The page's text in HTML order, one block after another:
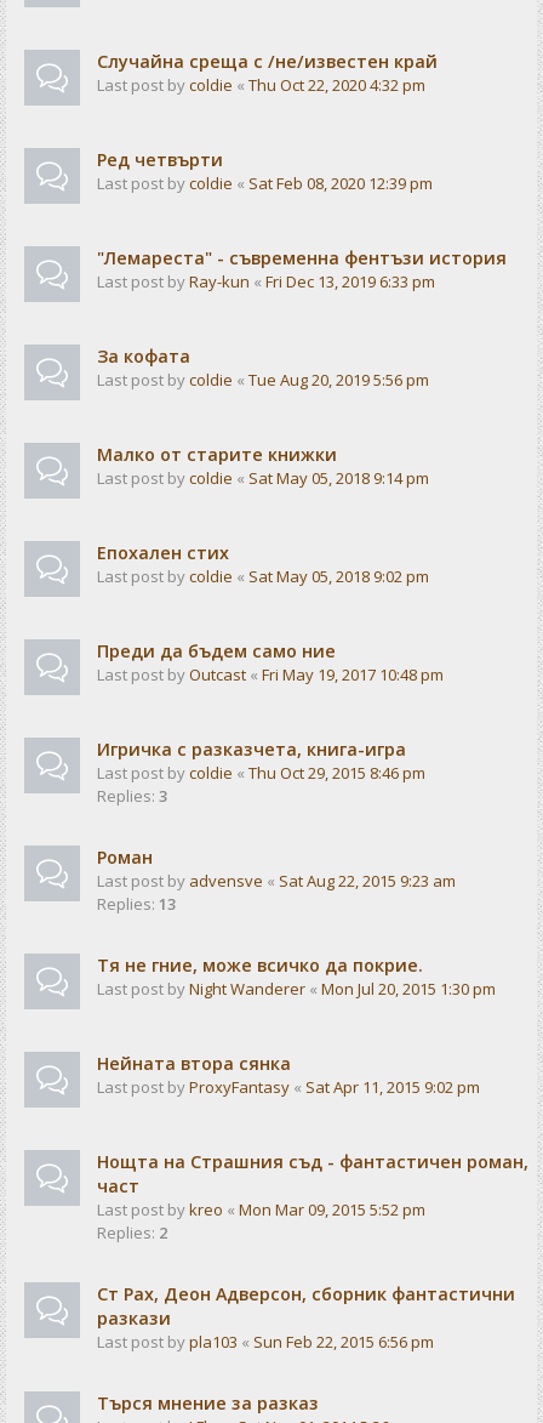
Случайна среща с /не/известен край
Last post bycoldie « Thu Oct 22, 2020 4:32 pm
Ред четвърти
Last post bycoldie « Sat Feb 08, 2020 12:39 pm
"Лемареста" - съвременна фентъзи история
Last post byRay-kun « Fri Dec 13, 2019 6:33 pm
За кофата
Last post bycoldie « Tue Aug 20, 2019 5:56 pm
Малко от старите книжки
Last post bycoldie « Sat May 05, 2018 9:14 pm
Епохален стих
Last post bycoldie « Sat May 05, 2018 9:02 pm
Преди да бъдем само ние
Last post byOutcast « Fri May 19, 2017 10:48 pm
Игричка с разказчета, книга-игра
Last post bycoldie « Thu Oct 29, 2015 8:46 pm
Replies: 3
Роман
Last post by advensve « Sat Aug 22, 2015 9:23 am
Replies: 13
Тя не гние, може всичко да покрие.
Last post byNight Wanderer « Mon Jul 20, 2015 1:30 pm
Нейната втора сянка
Last post byProxyFantasy « Sat Apr 11, 2015 9:02 pm
Нощта на Страшния съд - фантастичен роман,
част
Last post bykreo « Mon Mar 09, 2015 5:52 pm
Replies: 2
Ст Рах, Деон Адверсон, сборник фантастични
разкази
Last post bypla103 « Sun Feb 22, 2015 6:56 pm
Търся мнение за разказ